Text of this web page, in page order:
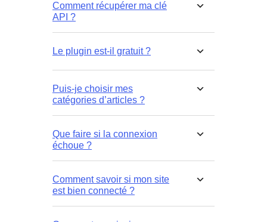
Comment récupérer ma clé
API ?
Le plugin est-il gratuit ?
Puis-je choisir mes
catégories d’articles ?
Que faire si la connexion
échoue ?
Comment savoir si mon site
est bien connecté ?